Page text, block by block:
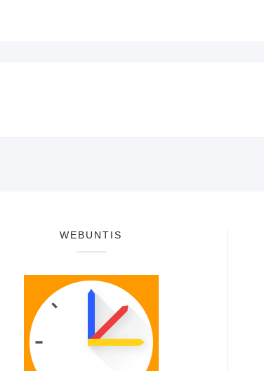
WEBUNTIS